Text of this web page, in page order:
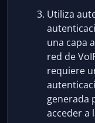
Utiliza
una capa
red de
requiere
generada
acceder a